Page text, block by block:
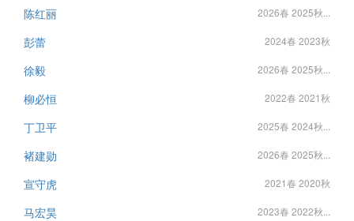
陈红丽 2026春 2025秋...
彭蕾 2024春 2023秋
徐毅 2026春 2025秋...
柳必恒 2022春 2021秋
丁卫平 2025春 2024秋...
褚建勋 2026春 2025秋...
宣守虎 2021春 2020秋
马宏昊 2023春 2022秋...